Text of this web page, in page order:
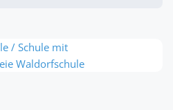
/ Schule mit
Waldorfschule